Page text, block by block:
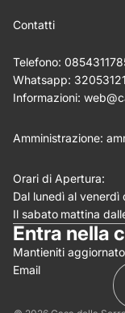
(Allega
Annulla
Contatti
Telefono:
Whatsapp:
Informazioni:
Amministrazione:
Orari di Apertura:
Dal lunedì al venerdì
Il sabato mattina
Entra nella
Mantieniti
Email